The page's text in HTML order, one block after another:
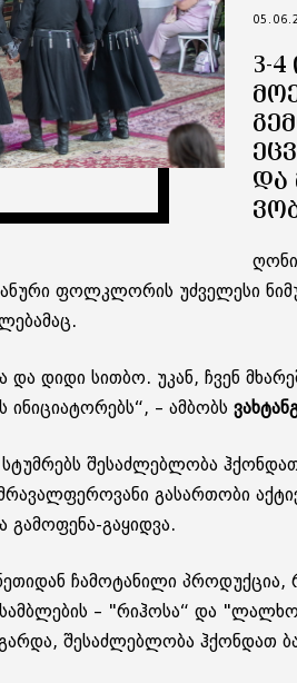
3-
ᲓᲐ
ფოლკ­ლო­რის უძ­ვე­ლე­სი
და დიდი სით­ბო. უკან, ჩვენ
– ამ­ბობს
შე­საძ­ლებ­ლო­ბა
გა­სარ­თო­ბი
გა­მო­ფე­ნა-გა­ყიდ­ვა.
ჩა­მო­ტა­ნი­ლი
– "რიჰო­სა“ და
შე­საძ­ლებ­ლო­ბა ჰქონ­დათ